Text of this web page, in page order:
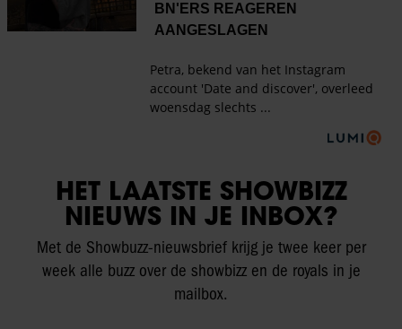
HET LAATSTE SHOWBIZZ
NIEUWS IN JE INBOX?
Met de Showbuzz-nieuwsbrief krijg je twee keer per
week alle buzz over de showbizz en de royals in je
mailbox.